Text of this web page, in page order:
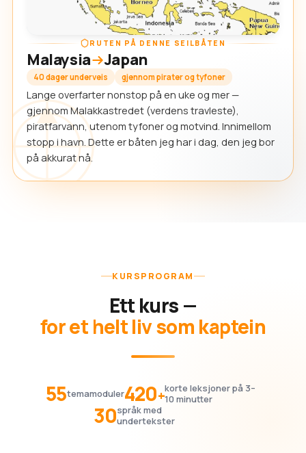
RUTEN PÅ DENNE SEILBÅTEN
Malaysia Japan
40 dager underveis gjennom pirater og tyfoner
Lange overfarter nonstop på en uke og mer —
gjennom Malakkastredet (verdens travleste),
piratfarvann, utenom tyfoner og motvind. Innimellom
stopp i havn. Dette er båten jeg har i dag, den jeg bor
på akkurat nå.
KURSPROGRAM
Ett kurs —
for et helt liv som kaptein
55temamoduler420+korte leksjoner på 3–
10 minutter
30språk med
undertekster